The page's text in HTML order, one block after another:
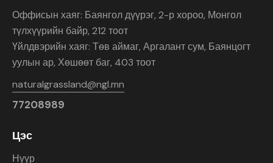
Оффисын хаяг: Баянгол дүүрэг, 2-р хороо, Монгол
түлхүүрийн байр, 212 тоот
Үйлдвэрийн хаяг: Төв аймаг, Аргалант сум, Баянцогт
уулын ар, Хөшөөт баг, 403 тоот
naturalgrassland@ngl.mn
77208989
Цэс
Нүүр